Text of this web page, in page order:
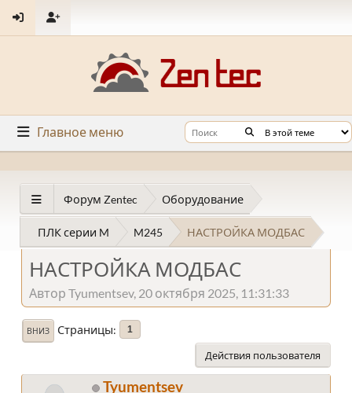
Главное меню
Форум Zentec Оборудование
ПЛК серии M M245 НАСТРОЙКА МОДБАС
НАСТРОЙКА МОДБАС
Автор Tyumentsev, 20 октября 2025, 11:31:33
ВНИЗ Страницы 1
Действия пользователя
Tyumentsev